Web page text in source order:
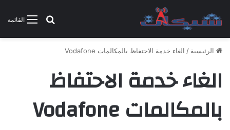
القائمةبحث عن
الرئيسية / الغاء خدمة الاحتفاظ بالمكالمات Vodafone
الغاء خدمة الاحتفاظ
بالمكالمات Vodafone